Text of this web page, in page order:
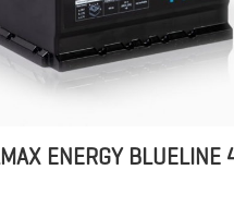
ENERGY BLUELINE